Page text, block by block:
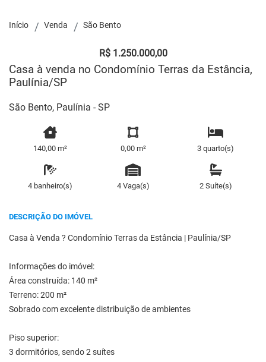
Início Venda São Bento
R$ 1.250.000,00
Casa à venda no Condomínio Terras da Estância,
Paulínia/SP
São Bento, Paulínia - SP
140,00 m² 0,00 m² 3 quarto(s)
4 banheiro(s) 4 Vaga(s) 2 Suíte(s)
DESCRIÇÃO DO IMÓVEL
Casa à Venda ? Condomínio Terras da Estância | Paulínia/SP
Informações do imóvel:
Área construída: 140 m²
Terreno: 200 m²
Sobrado com excelente distribuição de ambientes
Piso superior:
3 dormitórios, sendo 2 suítes